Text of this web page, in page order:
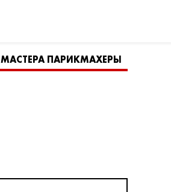
МАСТЕРА ПАРИКМАХЕРЫ